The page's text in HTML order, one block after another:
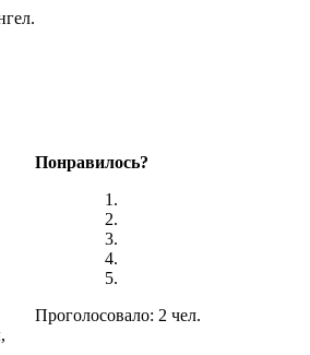
Понравилось?
Проголосовало: 2 чел.